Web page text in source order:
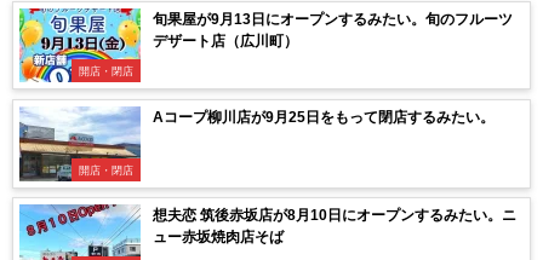
開店・閉店
旬果屋が9月13日にオープンするみたい。旬のフルーツ
デザート店（広川町）
開店・閉店
Aコープ柳川店が9月25日をもって閉店するみたい。
想夫恋 筑後赤坂店が8月10日にオープンするみたい。ニ
ュー赤坂焼肉店そば